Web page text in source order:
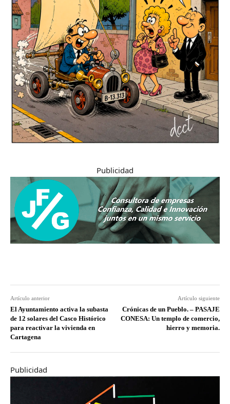
Publicidad
Artículo anterior
El Ayuntamiento activa la subasta
de 12 solares del Casco Histórico
para reactivar la vivienda en
Cartagena
Artículo siguiente
Crónicas de un Pueblo. – PASAJE
CONESA: Un templo de comercio,
hierro y memoria.
Publicidad